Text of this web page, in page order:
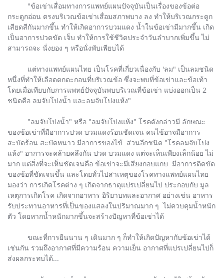
"ข้อเข่าเสื่อมทางการแพทย์แผนปัจจุบันเป็นเรื่องของข้อต่อ
กระดูกอ่อน ตรงบริเวณข้อเข่าเสื่อมสภาพบาง ลง ทำให้บริเวณกระดูก
เสียดสีกันมากขึ้น ทำให้เกิดอาการบวมแดง น้ำในข้อเข่ามีมากขึ้น เกิด
เป็นอาการปวดขัด เจ็บ ทำให้การใช้ชีวิตประจำวันลำบากเพิ่มขึ้น ไม่
สามารถจะ นั่งยอง ๆ หรือนั่งพับเพียบได้
แต่ทางแพทย์แผนไทย เป็นโรคที่เกี่ยวเนื่องกับ 'ลม" เป็นลมชนิด
หนึ่งที่ทำให้เลือดตกตะกอนที่บริเวณข้อ ซึ่งจะพบที่ข้อเข่าและข้อเท้า
โดยเมื่อเทียบกับการแพทย์ปัจจุบันพบบริเวณที่ข้อเข่า แบ่งออกเป็น 2
ชนิดคือ ลมจับโปงน้ำ และลมจับโปงแห้ง"
"ลมจับโปงน้ำ" หรือ "ลมจับโปงแห้ง" โรคดังกล่าวมี ลักษณะ
ของข้อเข่าที่มีอาการปวด บวมแดงร้อนชัดเจน คนไข้อาจมีอาการ
สะบัดร้อน สะบัดหนาว มีอาการของไข้ ส่วนอีกชนิด "โรคลมจับโปง
แห้ง" อาการจะคล้ายคลึงกัน ปวด บวมแดง แต่จะเห็นเพียงเล็กน้อย ไม่
มาก แต่สิ่งที่จะเห็นชัดเจนคือ ข้อเข่าจะมีเสียงกอบแกบ มีอาการติดขัด
ของข้อที่ชัดเจนขึ้น และโดยทั่วไปสาเหตุของโรคทางแพทย์แผนไทย
มองว่า การเกิดโรคต่าง ๆ เกิดจากธาตุแปรเปลี่ยนไป ประกอบกับ มูล
เหตุการเกิดโรค เกิดจากอาหาร อิริยาบทและอากาศ อย่างเช่น อาหาร
รับประทานอาหารที่เป็นของแสลงในปริมาณมาก ๆ ไม่ควบคุมน้ำหนัก
ตัว โดยหากน้ำหนักมากขึ้นจะสร้างปัญหาที่ข้อเข่าได้
ขณะที่การยืนนาน ๆ เดินมาก ๆ ก็ทำให้เกิดปัญหากับข้อเข่าได้
เช่นกัน รวมถึงอากาศที่มีความร้อน ความเย็น อากาศที่แปรเปลี่ยนไปก็
ส่งผลกระทบได้...